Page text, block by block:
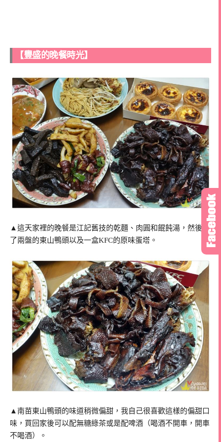
【豐盛的晚餐時光】
▲這天家裡的晚餐是江記舊技的乾麵、肉圓和餛飩湯，然後買
了兩盤的東山鴨頭以及一盒KFC的原味蛋塔。
▲南苗東山鴨頭的味道稍微偏甜，我自己很喜歡這樣的偏甜口
味，買回家後可以配無糖綠茶或是配啤酒（喝酒不開車，開車
不喝酒）。